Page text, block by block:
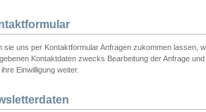
sie uns per Kontaktformular Anfragen zukommen lassen,
Kontaktdaten zwecks Bearbeitung der Anfrage
Einwilligung weiter.